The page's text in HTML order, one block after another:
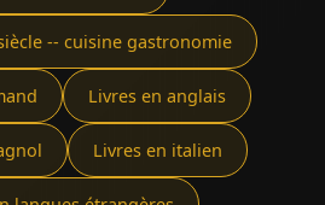
-- cuisine gastronomie
Livres en anglais
Livres en italien